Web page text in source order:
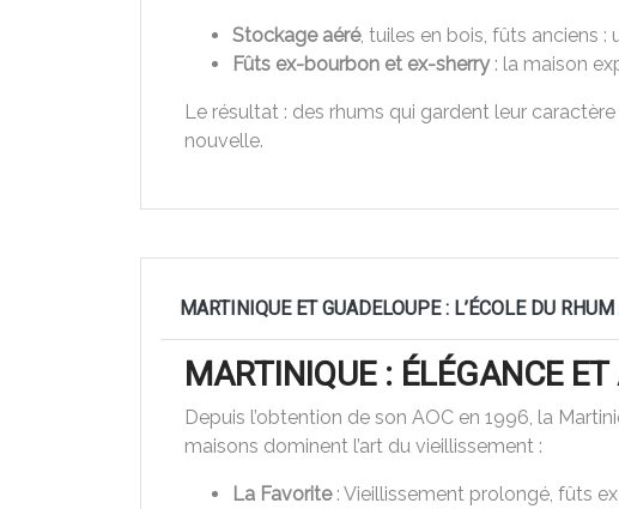
Stockage aéré, tuiles en bois, fûts anciens
Fûts ex-bourbon et ex-sherry: la maison
Le résultat : des rhums qui gardent leur
nouvelle.
MARTINIQUE ET GUADELOUPE : L’ÉCOLE DU
MARTINIQUE : ÉLÉGANCE ET
Depuis l’obtention de son AOC en 1996, la
maisons dominent l’art du vieillissement :
La Favorite: Vieillissement prolongé, fûts